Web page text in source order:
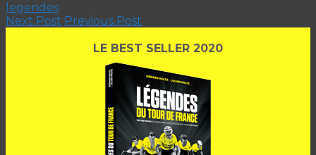
legendes
Next Post Previous Post
LE BEST SELLER 2020